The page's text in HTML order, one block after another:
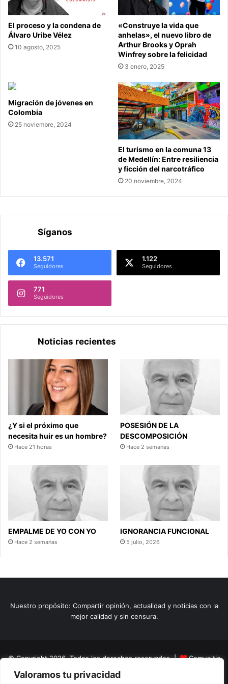
Valoramos tu privacidad
El proceso y la condena de
Álvaro Uribe Vélez
10 agosto, 2025
«Construye la vida que
anhelas», el nuevo libro de
Arthur Brooks y Oprah
Winfrey sobre la felicidad
3 enero, 2025
Migración de jóvenes en
Colombia
25 noviembre, 2024
El turismo en la comuna 13
de Medellín: Entre resiliencia
y ficción del narcotráfico
20 noviembre, 2024
Síganos
13.571
Seguidores
1.122
Seguidores
771
Seguidores
Noticias recientes
¿Y si el próximo que
necesita huir es un hombre?
Hace 21 horas
POSESIÓN DE LA
DESCOMPOSICIÓN
Hace 2 semanas
EMPALME DE YO CON YO
Hace 2 semanas
IGNORANCIA FUNCIONAL
5 julio, 2026
Nuestro propósito: Compartir opinión, actualidad y noticias con la
mejor calidad y sin censura.
© Copyright 2026, Todos los derechos reservados |
Comunitic
SAS BICNit 901228106